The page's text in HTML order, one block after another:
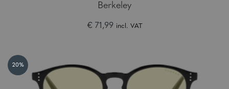
Berkeley
€ 71,99 incl. VAT
20%